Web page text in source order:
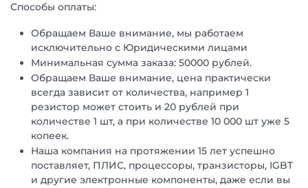
Способы оплаты:
Обращаем Ваше внимание, мы работаем
исключительно с Юридическими лицами
Минимальная сумма заказа: 50000 рублей.
Обращаем Ваше внимание, цена практически
всегда зависит от количества, например 1
резистор может стоить и 20 рублей при
количестве 1 шт, а при количестве 10 000 шт уже 5
копеек.
Наша компания на протяжении 15 лет успешно
поставляет, ПЛИС, процессоры, транзисторы, IGBT
и другие электронные компоненты, даже если вы